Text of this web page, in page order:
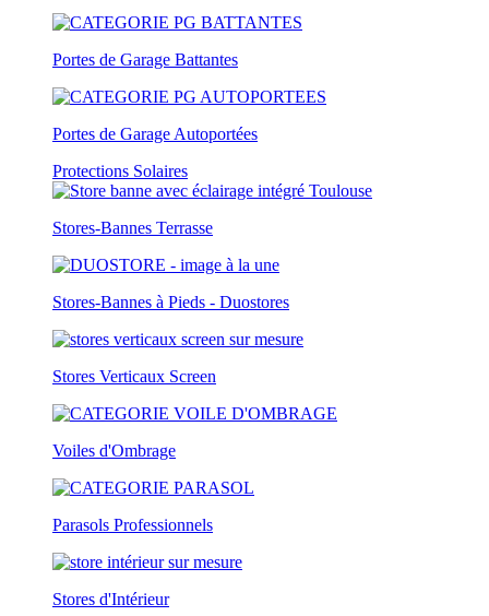
Portes de Garage Battantes
Portes de Garage Autoportées
Protections Solaires
Stores-Bannes Terrasse
Stores-Bannes à Pieds - Duostores
Stores Verticaux Screen
Voiles d'Ombrage
Parasols Professionnels
Stores d'Intérieur